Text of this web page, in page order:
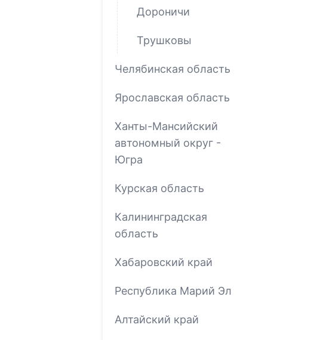
Дороничи
Трушковы
Челябинская область
Ярославская область
Ханты-Мансийский
автономный округ -
Югра
Курская область
Калининградская
область
Хабаровский край
Республика Марий Эл
Алтайский край